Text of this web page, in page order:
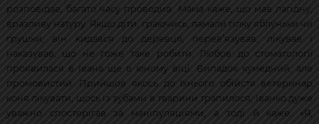
розповідав, багато часу проводив. Мама каже, що мав лагідну,
вразливу натуру. Якщо діти, граючись, ламали гілку яблуньки чи
грушки, він кидався до деревця, перев’язував, лікував і
наказував, що не гоже таке робити. Любов до стоматології
проявилася в Івана ще в юному віці. Випадок кумедний, але
промовистий. Прийшов якось до їхнього обійстя ветеринар
коня лікувати, щось із зубами в тварини трапилося, Іванко дуже
уважно спостерігав за маніпуляціями, а тоді й каже: «Я,